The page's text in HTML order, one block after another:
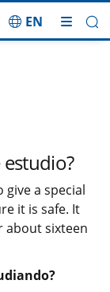
EN
a special
it is safe. It
about sixteen